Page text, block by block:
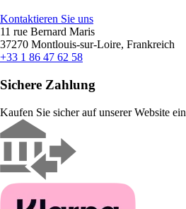
Kontaktieren Sie uns
11 rue Bernard Maris
37270 Montlouis-sur-Loire, Frankreich
+33 1 86 47 62 58
Sichere Zahlung
Kaufen Sie sicher auf unserer Website ein